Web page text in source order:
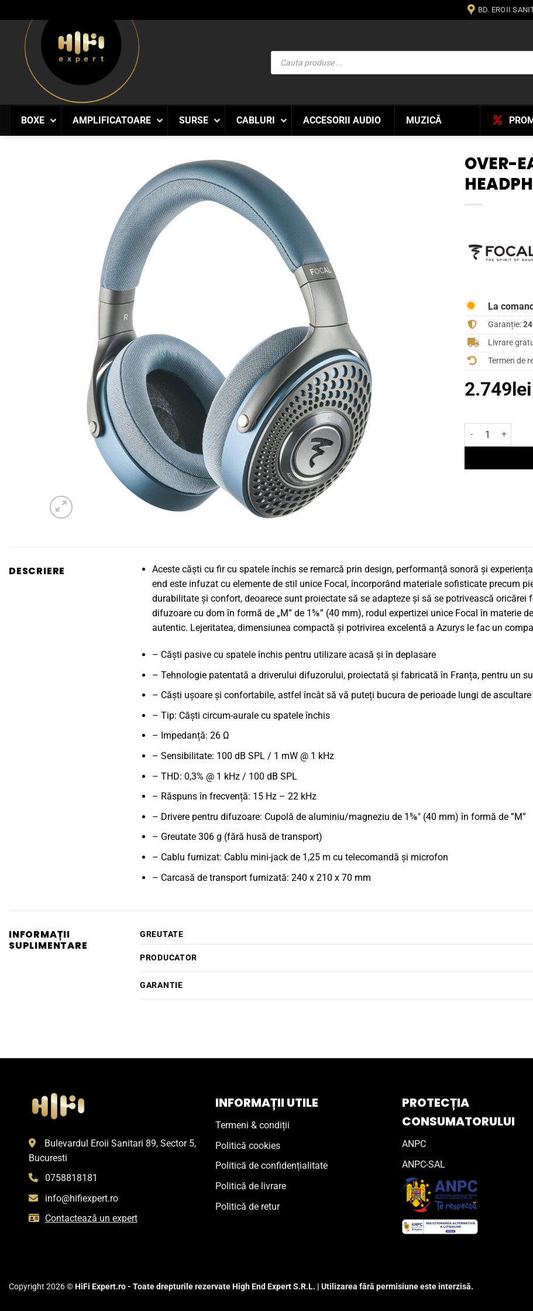
to
content
BD. EROII
Products
search
BOXE AMPLIFICATOARE SURSE CABLURI ACCESORII AUDIO MUZICĂ
OVER-
La
Garanție:
Livrare
Termen de
2.749lei
Cantitate Over-
DESCRIERE
Aceste căști cu fir cu spatele închis se remarcă prin design, performanță sonoră și
end este infuzat cu elemente de stil unice Focal, încorporând materiale sofisticate precum
durabilitate și confort, deoarece sunt proiectate să se adapteze și să se potrivească oricărei
difuzoare cu dom în formă de „M” de 1⅝” (40 mm), rodul expertizei unice Focal în materie
autentic. Lejeritatea, dimensiunea compactă și potrivirea excelentă a Azurys le fac un
– Căști pasive cu spatele închis pentru utilizare acasă și în deplasare
– Tehnologie patentată a driverului difuzorului, proiectată și fabricată în Franța, pentru un
– Căști ușoare și confortabile, astfel încât să vă puteți bucura de perioade lungi de ascultare
– Tip: Căști circum-aurale cu spatele închis
– Impedanță: 26 Ω
– Sensibilitate: 100 dB SPL / 1 mW @ 1 kHz
– THD: 0,3% @ 1 kHz / 100 dB SPL
– Răspuns în frecvență: 15 Hz – 22 kHz
– Drivere pentru difuzoare: Cupolă de aluminiu/magneziu de 1⅝" (40 mm) în formă de ”M”
– Greutate 306 g (fără husă de transport)
– Cablu furnizat: Cablu mini-jack de 1,25 m cu telecomandă și microfon
– Carcasă de transport furnizată: 240 x 210 x 70 mm
INFORMAȚII
SUPLIMENTARE
GREUTATE
PRODUCATOR
GARANTIE
Bulevardul Eroii Sanitari 89, Sector 5,
Bucuresti
0758818181
info@hifiexpert.ro
Contactează un expert
INFORMAȚII UTILE
Termeni & condiții
Politică cookies
Politică de confidențialitate
Politică de livrare
Politică de retur
PROTECȚIA
CONSUMATORULUI
ANPC
ANPC-SAL
Copyright 2026 ©HiFi Expert.ro - Toate drepturile rezervate High End Expert S.R.L. | Utilizarea fără permisiune este interzisă.